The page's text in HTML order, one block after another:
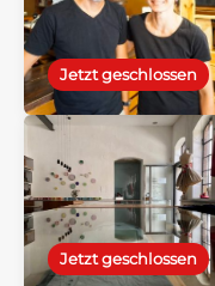
Jetzt geschlossen
Jetzt geschlossen